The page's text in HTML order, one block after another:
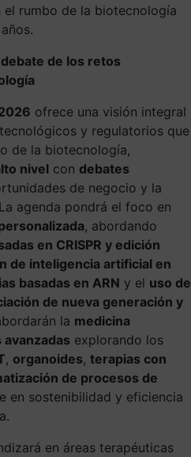
el rumbo de la biotecnología
de los retos
ofrece una visión integral
y regulatorios que
de la biotecnología,
nivel con debates
de negocio y la
agenda pondrá el foco en
, abordando
en CRISPR y edición
de inteligencia artificial en
basadas en ARN y el uso de
de nueva generación y
la medicina
explorando los
, organoides, terapias con
de procesos de
en sostenibilidad y eficiencia
en áreas terapéuticas